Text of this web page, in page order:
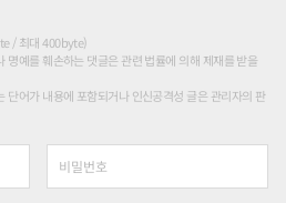
/ 최대 400byte)
명예를 훼손하는 댓글은 관련 법률에 의해 제재를 받을
단어가 내용에 포함되거나 인신공격성 글은 관리자의 판